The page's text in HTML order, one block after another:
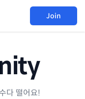
Join
다 떨어요!